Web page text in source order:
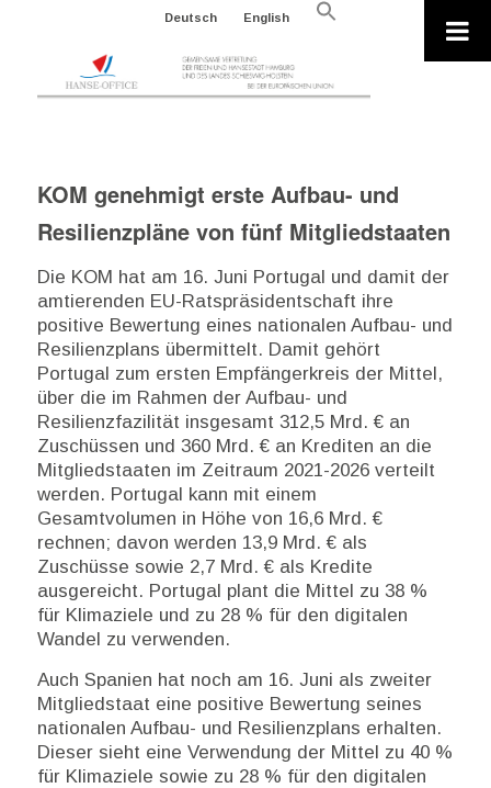
Deutsch English
Search
KOM genehmigt erste Aufbau- und
Resilienzpläne von fünf Mitgliedstaaten
Die KOM hat am 16. Juni Portugal und damit der
amtierenden EU-Ratspräsidentschaft ihre
positive Bewertung eines nationalen Aufbau- und
Resilienzplans übermittelt. Damit gehört
Portugal zum ersten Empfängerkreis der Mittel,
über die im Rahmen der Aufbau- und
Resilienzfazilität insgesamt 312,5 Mrd. € an
Zuschüssen und 360 Mrd. € an Krediten an die
Mitgliedstaaten im Zeitraum 2021-2026 verteilt
werden. Portugal kann mit einem
Gesamtvolumen in Höhe von 16,6 Mrd. €
rechnen; davon werden 13,9 Mrd. € als
Zuschüsse sowie 2,7 Mrd. € als Kredite
ausgereicht. Portugal plant die Mittel zu 38 %
für Klimaziele und zu 28 % für den digitalen
Wandel zu verwenden.
Auch Spanien hat noch am 16. Juni als zweiter
Mitgliedstaat eine positive Bewertung seines
nationalen Aufbau- und Resilienzplans erhalten.
Dieser sieht eine Verwendung der Mittel zu 40 %
für Klimaziele sowie zu 28 % für den digitalen